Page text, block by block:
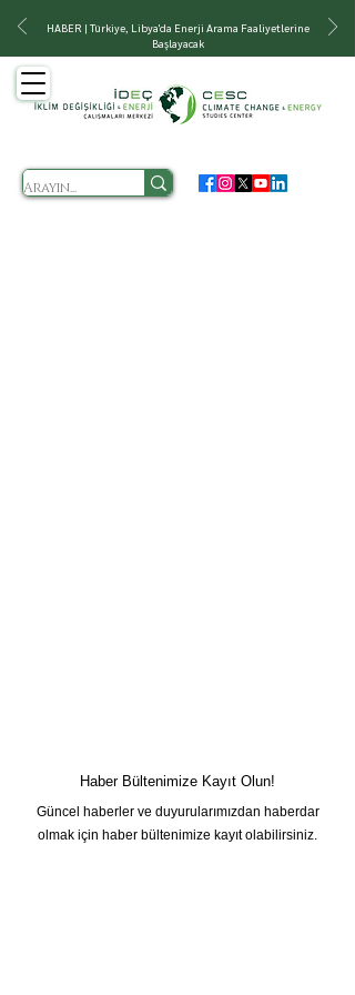
HABER | Türkiye, Libya'da Enerji Arama Faaliyetlerine
Başlayacak
Haber Bültenimize Kayıt Olun!
Güncel haberler ve duyurularımızdan haberdar
olmak için haber bültenimize kayıt olabilirsiniz.